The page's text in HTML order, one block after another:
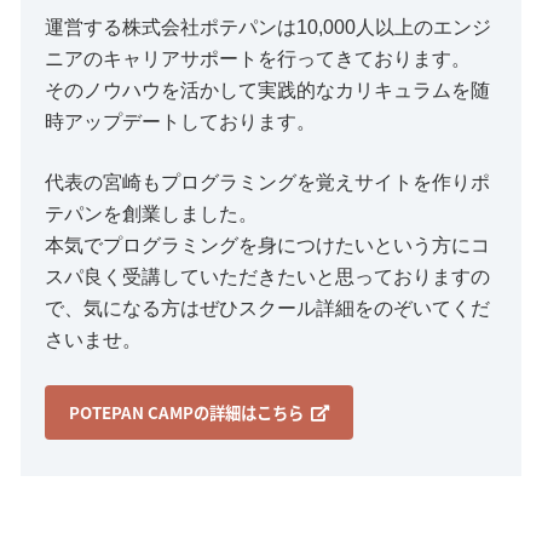
運営する株式会社ポテパンは10,000人以上のエンジ
ニアのキャリアサポートを行ってきております。
そのノウハウを活かして実践的なカリキュラムを随
時アップデートしております。
代表の宮崎もプログラミングを覚えサイトを作りポ
テパンを創業しました。
本気でプログラミングを身につけたいという方にコ
スパ良く受講していただきたいと思っておりますの
で、気になる方はぜひスクール詳細をのぞいてくだ
さいませ。
POTEPAN CAMPの詳細はこちら